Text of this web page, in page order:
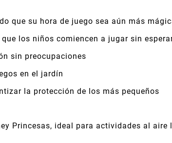
que su hora de juego sea aún más
los niños comiencen a jugar sin
sin preocupaciones
en el jardín
la protección de los más pequeños
Princesas, ideal para actividades al